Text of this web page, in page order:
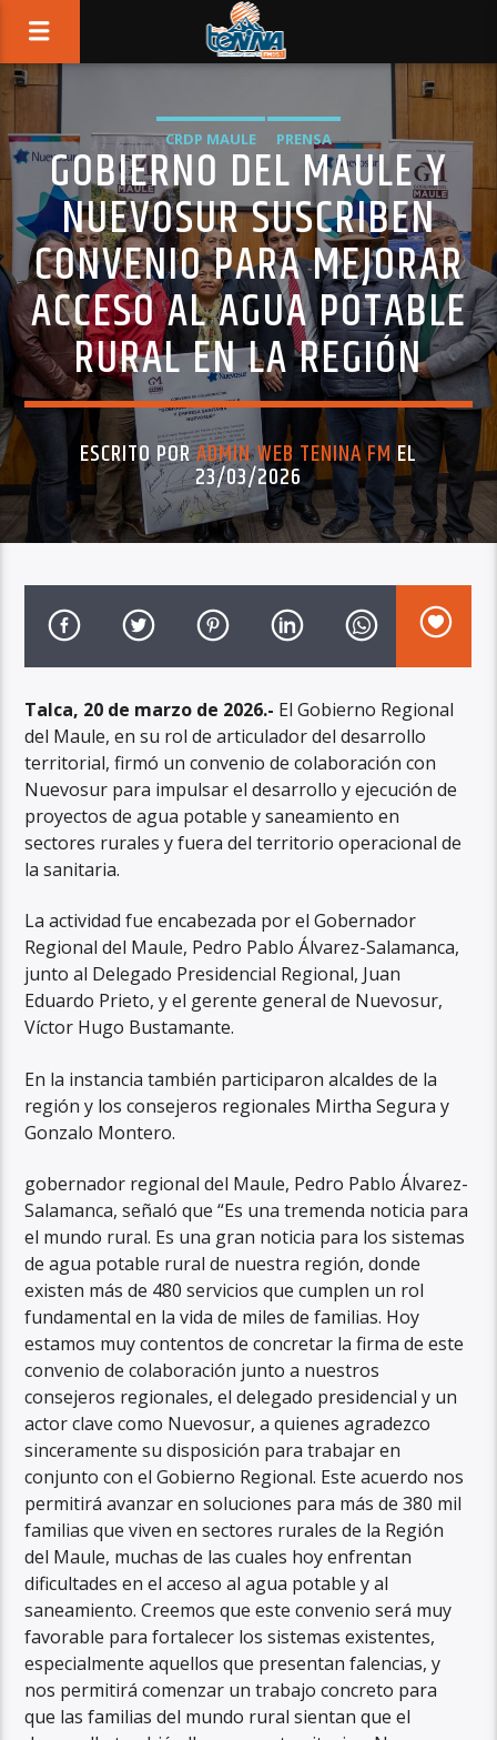
CRDP MAULE PRENSA
GOBIERNO DEL MAULE Y
NUEVOSUR SUSCRIBEN
CONVENIO PARA MEJORAR
ACCESO AL AGUA POTABLE
RURAL EN LA REGIÓN
ESCRITO PORADMIN WEB TENINA FMEL
23/03/2026
Talca, 20 de marzo de 2026.- El Gobierno Regional
del Maule, en su rol de articulador del desarrollo
territorial, firmó un convenio de colaboración con
Nuevosur para impulsar el desarrollo y ejecución de
proyectos de agua potable y saneamiento en
sectores rurales y fuera del territorio operacional de
la sanitaria.
La actividad fue encabezada por el Gobernador
Regional del Maule, Pedro Pablo Álvarez-Salamanca,
junto al Delegado Presidencial Regional, Juan
Eduardo Prieto, y el gerente general de Nuevosur,
Víctor Hugo Bustamante.
En la instancia también participaron alcaldes de la
región y los consejeros regionales Mirtha Segura y
Gonzalo Montero.
gobernador regional del Maule, Pedro Pablo Álvarez-
Salamanca, señaló que “Es una tremenda noticia para
el mundo rural. Es una gran noticia para los sistemas
de agua potable rural de nuestra región, donde
existen más de 480 servicios que cumplen un rol
fundamental en la vida de miles de familias. Hoy
estamos muy contentos de concretar la firma de este
convenio de colaboración junto a nuestros
consejeros regionales, el delegado presidencial y un
actor clave como Nuevosur, a quienes agradezco
sinceramente su disposición para trabajar en
conjunto con el Gobierno Regional. Este acuerdo nos
permitirá avanzar en soluciones para más de 380 mil
familias que viven en sectores rurales de la Región
del Maule, muchas de las cuales hoy enfrentan
dificultades en el acceso al agua potable y al
saneamiento. Creemos que este convenio será muy
favorable para fortalecer los sistemas existentes,
especialmente aquellos que presentan falencias, y
nos permitirá comenzar un trabajo concreto para
que las familias del mundo rural sientan que el